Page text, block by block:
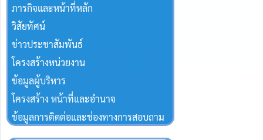
ภารกิจและหน้าที่หลัก
วิสัยทัศน์
ข่าวประชาสัมพันธ์
โครงสร้างหน่วยงาน
ข้อมูลผู้บริหาร
โครงสร้าง หน้าที่และอำนาจ
ข้อมูลการติดต่อและช่องทางการสอบถาม